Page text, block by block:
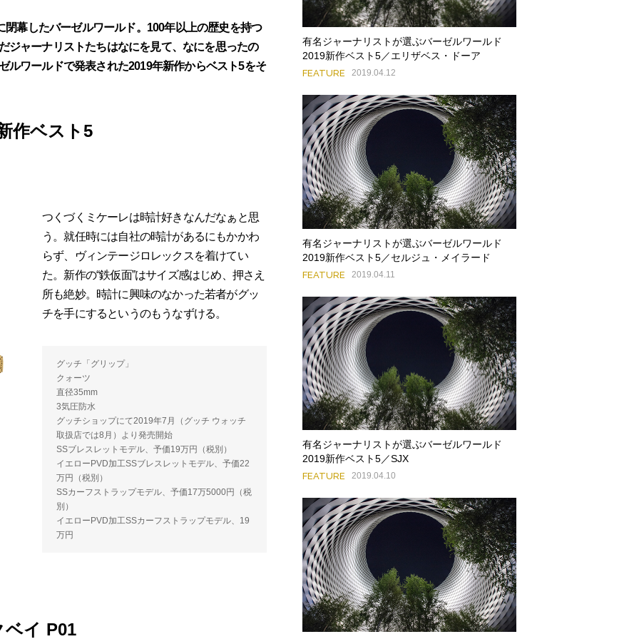
幕したバーゼルワールド。100年以上の歴史を持つ
ジャーナリストたちはなにを見て、なにを思ったの
ルワールドで発表された2019年新作からベスト5をそ
作ベスト5
つくづくミケーレは時計好きなんだなぁと思
う。就任時には自社の時計があるにもかかわ
らず、ヴィンテージロレックスを着けてい
た。新作の“鉄仮面”はサイズ感はじめ、押さえ
所も絶妙。時計に興味のなかった若者がグッ
チを手にするというのもうなずける。
グッチ「グリップ」
クォーツ
直径35mm
3気圧防水
グッチショップにて2019年7月（グッチ ウォッチ
取扱店では8月）より発売開始
SSブレスレットモデル、予価19万円（税別）
イエローPVD加工SSブレスレットモデル、予価22
万円（税別）
SSカーフストラップモデル、予価17万5000円（税
別）
イエローPVD加工SSカーフストラップモデル、19
万円
ベイ P01
有名ジャーナリストが選ぶバーゼルワールド
2019新作ベスト5／エリザベス・ドーア
FEATURE 2019.04.12
有名ジャーナリストが選ぶバーゼルワールド
2019新作ベスト5／セルジュ・メイラード
FEATURE 2019.04.11
有名ジャーナリストが選ぶバーゼルワールド
2019新作ベスト5／SJX
FEATURE 2019.04.10